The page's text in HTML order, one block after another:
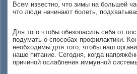
Всем известно, что зимы на большей
что люди начинают болеть,
Для того чтобы обезопасить себя от
подумать о способах профилактики.
необходимы для того, чтобы наш
наше питание. Сегодня, когда
причиной ослабления иммунной